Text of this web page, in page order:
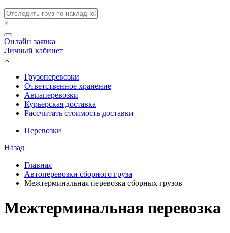
×
Онлайн заявка
Личный кабинет
Грузоперевозки
Ответственное хранение
Авиаперевозки
Курьерская доставка
Рассчитать стоимость доставки
Перевозки
Назад
Главная
Автоперевозки сборного груза
Межтерминальная перевозка сборных грузов
Межтерминальная перевозка